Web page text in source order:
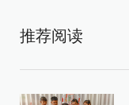
推荐阅读